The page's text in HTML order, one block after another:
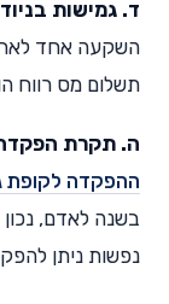
ד. גמישות
השקעה אחד
תשלום מס רווח
ה. תקרת
ההפקדה
נפשות ניתן להפקיד עד כ-